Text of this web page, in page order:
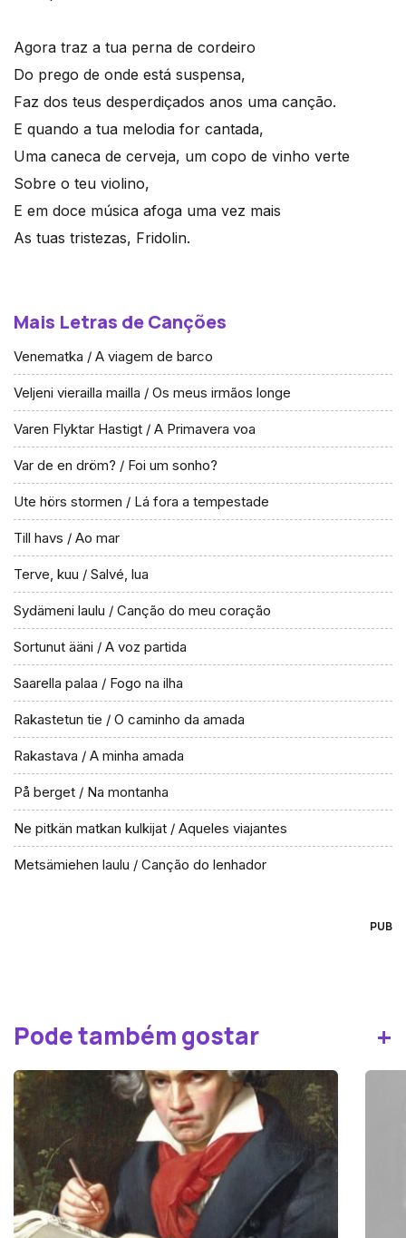
Agora traz a tua perna de cordeiro
Do prego de onde está suspensa,
Faz dos teus desperdiçados anos uma canção.
E quando a tua melodia for cantada,
Uma caneca de cerveja, um copo de vinho verte
Sobre o teu violino,
E em doce música afoga uma vez mais
As tuas tristezas, Fridolin.
Mais Letras de Canções
Venematka / A viagem de barco
Veljeni vierailla mailla / Os meus irmãos longe
Varen Flyktar Hastigt / A Primavera voa
Var de en dröm? / Foi um sonho?
Ute hörs stormen / Lá fora a tempestade
Till havs / Ao mar
Terve, kuu / Salvé, lua
Sydämeni laulu / Canção do meu coração
Sortunut ääni / A voz partida
Saarella palaa / Fogo na ilha
Rakastetun tie / O caminho da amada
Rakastava / A minha amada
På berget / Na montanha
Ne pitkän matkan kulkijat / Aqueles viajantes
Metsämiehen laulu / Canção do lenhador
PUB
Pode também gostar +